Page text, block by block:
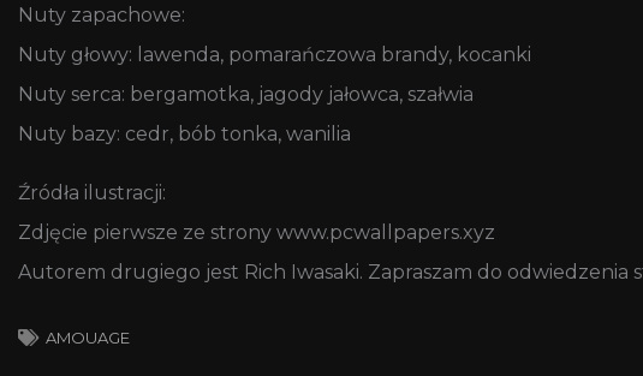
Nuty zapachowe:
Nuty głowy: lawenda, pomarańczowa brandy, kocanki
Nuty serca: bergamotka, jagody jałowca, szałwia
Nuty bazy: cedr, bób tonka, wanilia
Źródła ilustracji:
Zdjęcie pierwsze ze strony www.pcwallpapers.xyz
Autorem drugiego jest Rich Iwasaki. Zapraszam do odwiedzenia
AMOUAGE